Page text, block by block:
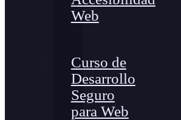
Web
Curso de
Desarrollo
Seguro
para Web